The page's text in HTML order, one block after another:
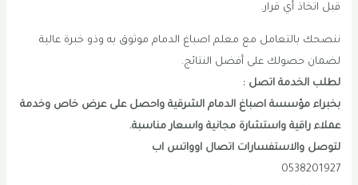
قبل اتخاذ أي قرار.
ننصحك بالتعامل مع معلم اصباغ الدمام موثوق به وذو خبرة عالية
لضمان حصولك على أفضل النتائج.
لطلب الخدمة اتصل :
بخبراء مؤسسة اصباغ الدمام الشرقية واحصل على عرض خاص وخدمة
عملاء راقية واستشارة مجانية واسعار مناسبة.
لتوصل والاستفسارات اتصال اوواتس اب
0538201927